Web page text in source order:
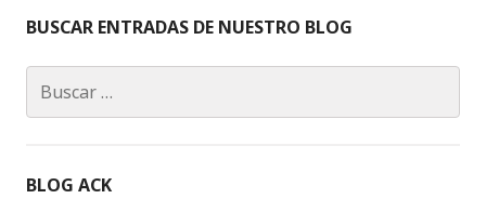
c
e
b
o
a
g
ra
k
e
dI
it
te
r
u
T
u
BUSCAR ENTRADAS DE NUESTRO BLOG
BLOG ACK